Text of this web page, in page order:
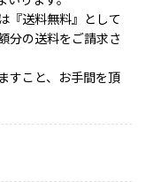
『送料無料』として
分の送料をご請求さ
すこと、お手間を頂